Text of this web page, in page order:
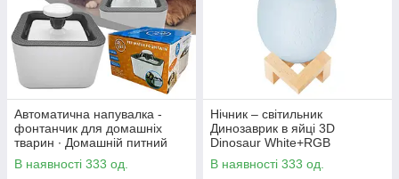
Автоматична напувалка -
фонтанчик для домашніх
тварин ∙ Домашній питний
фонтан із чашею для котів та
собак Pet Water FOUNTAIN
В наявності 333 од.
Нічник – світильник
Динозаврик в яйці 3D
Dinosaur White+RGB
Настільна акумуляторна LED
лампа з пультом ДУ
В наявності 333 од.